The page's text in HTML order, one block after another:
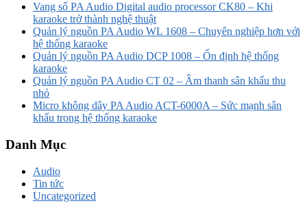
Vang số PA Audio Digital audio processor CK80 – Khi
karaoke trở thành nghệ thuật
Quản lý nguồn PA Audio WL 1608 – Chuyên nghiệp hơn với
hệ thống karaoke
Quản lý nguồn PA Audio DCP 1008 – Ổn định hệ thống
karaoke
Quản lý nguồn PA Audio CT 02 – Âm thanh sân khấu thu
nhỏ
Micro không dây PA Audio ACT-6000A – Sức mạnh sân
khấu trong hệ thống karaoke
Danh Mục
Audio
Tin tức
Uncategorized